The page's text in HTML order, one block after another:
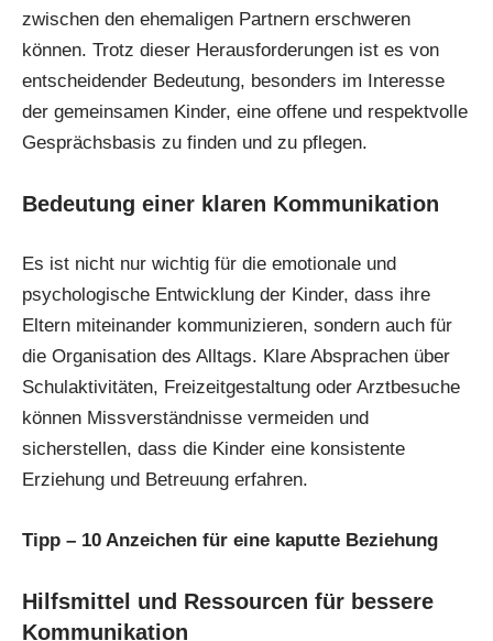
zwischen den ehemaligen Partnern erschweren
können. Trotz dieser Herausforderungen ist es von
entscheidender Bedeutung, besonders im Interesse
der gemeinsamen Kinder, eine offene und respektvolle
Gesprächsbasis zu finden und zu pflegen.
Bedeutung einer klaren Kommunikation
Es ist nicht nur wichtig für die emotionale und
psychologische Entwicklung der Kinder, dass ihre
Eltern miteinander kommunizieren, sondern auch für
die Organisation des Alltags. Klare Absprachen über
Schulaktivitäten, Freizeitgestaltung oder Arztbesuche
können Missverständnisse vermeiden und
sicherstellen, dass die Kinder eine konsistente
Erziehung und Betreuung erfahren.
Tipp – 10 Anzeichen für eine kaputte Beziehung
Hilfsmittel und Ressourcen für bessere
Kommunikation